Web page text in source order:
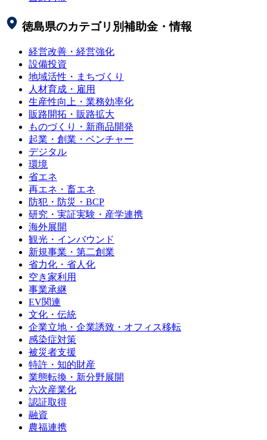
徳島県のカテゴリ別補助金・情報
経営改善・経営強化
設備投資
地域活性・まちづくり
人材育成・雇用
生産性向上・業務効率化
販路開拓・販路拡大
ものづくり・新商品開発
起業・創業・ベンチャー
デジタル
環境
省エネ
再エネ・畜エネ
防犯・防災・BCP
研究・実証実験・産学連携
海外展開
観光・インバウンド
新規事業・第二創業
省力化・省人化
空き家利用
事業承継
EV関連
文化・伝統
企業立地・企業誘致・オフィス移転
感染症対策
被災者支援
特許・知的財産
業態転換・新分野展開
六次産業化
認証取得
融資
農福連携